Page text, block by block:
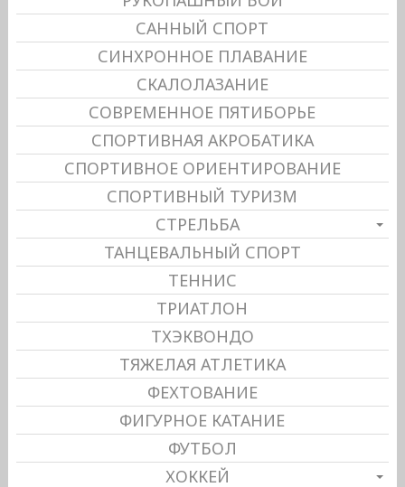
САННЫЙ СПОРТ
СИНХРОННОЕ ПЛАВАНИЕ
СКАЛОЛАЗАНИЕ
СОВРЕМЕННОЕ ПЯТИБОРЬЕ
СПОРТИВНАЯ АКРОБАТИКА
СПОРТИВНОЕ ОРИЕНТИРОВАНИЕ
СПОРТИВНЫЙ ТУРИЗМ
СТРЕЛЬБА
ТАНЦЕВАЛЬНЫЙ СПОРТ
ТЕННИС
ТРИАТЛОН
ТХЭКВОНДО
ТЯЖЕЛАЯ АТЛЕТИКА
ФЕХТОВАНИЕ
ФИГУРНОЕ КАТАНИЕ
ФУТБОЛ
ХОККЕЙ